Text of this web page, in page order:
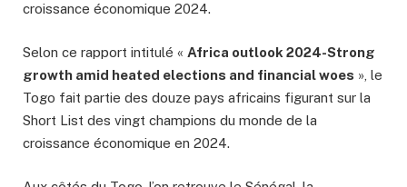
croissance économique 2024.
Selon ce rapport intitulé « Africa outlook 2024-Strong
growth amid heated elections and financial woes », le
Togo fait partie des douze pays africains figurant sur la
Short List des vingt champions du monde de la
croissance économique en 2024.